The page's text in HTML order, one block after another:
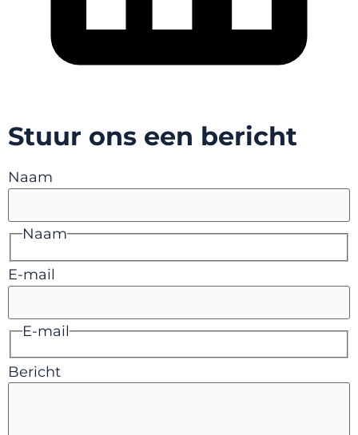
Stuur ons een bericht
Naam
Naam
E-mail
E-mail
Bericht